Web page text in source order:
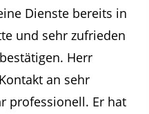
Dienste bereits in
und sehr zufrieden
Herr
an sehr
professionell. Er hat